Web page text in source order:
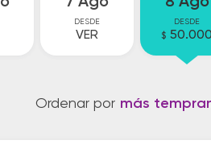
DESDE
VER
DESDE
$ 50.000
Ordenar por más